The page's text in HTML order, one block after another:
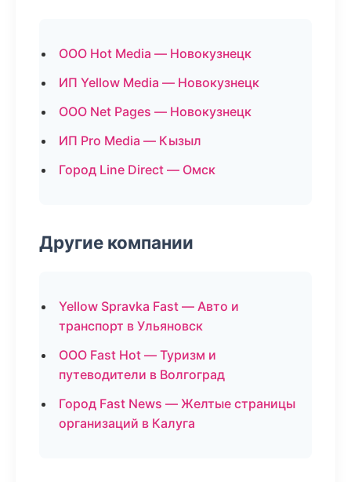
ООО Hot Media — Новокузнецк
ИП Yellow Media — Новокузнецк
ООО Net Pages — Новокузнецк
ИП Pro Media — Кызыл
Город Line Direct — Омск
Другие компании
Yellow Spravka Fast — Авто и
транспорт в Ульяновск
ООО Fast Hot — Туризм и
путеводители в Волгоград
Город Fast News — Желтые страницы
организаций в Калуга